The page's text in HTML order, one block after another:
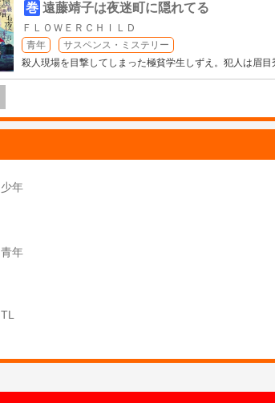
巻 遠藤靖子は夜迷町に隠れてる
ＦＬＯＷＥＲＣＨＩＬＤ
青年
サスペンス・ミステリー
殺人現場を目撃してしまった極貧学生しずえ。犯人は眉
少年
青年
TL